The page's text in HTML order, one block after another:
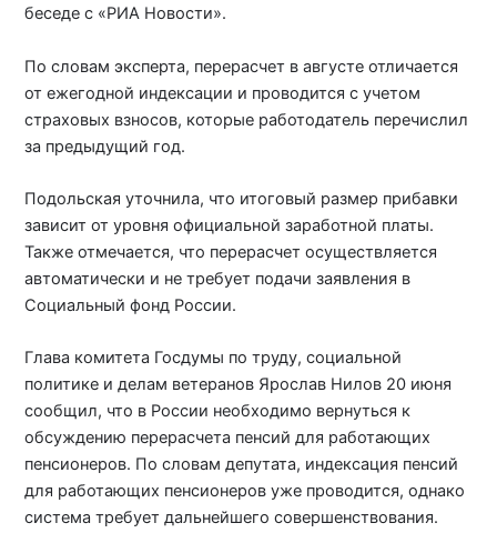
беседе с «РИА Новости».
По словам эксперта, перерасчет в августе отличается
от ежегодной индексации и проводится с учетом
страховых взносов, которые работодатель перечислил
за предыдущий год.
Подольская уточнила, что итоговый размер прибавки
зависит от уровня официальной заработной платы.
Также отмечается, что перерасчет осуществляется
автоматически и не требует подачи заявления в
Социальный фонд России.
Глава комитета Госдумы по труду, социальной
политике и делам ветеранов Ярослав Нилов 20 июня
сообщил, что в России необходимо вернуться к
обсуждению перерасчета пенсий для работающих
пенсионеров. По словам депутата, индексация пенсий
для работающих пенсионеров уже проводится, однако
система требует дальнейшего совершенствования.